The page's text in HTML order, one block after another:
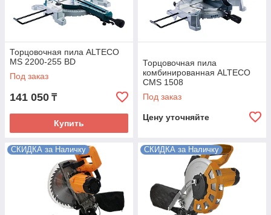
Торцовочная пила ALTECO
MS 2200-255 BD
Под заказ
141 050 ₸
Купить
Торцовочная пила
комбинированная ALTECO
CMS 1508
Под заказ
Цену уточняйте
СКИДКА за Наличку СКИДКА за Наличку